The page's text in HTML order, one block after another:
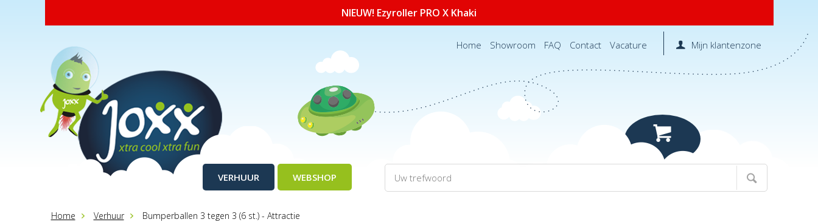
NIEUW! Ezyroller PRO X Khaki
Home Showroom FAQ Contact Vacature Mijn klantenzone
VERHUUR WEBSHOP
Home Verhuur Bumperballen 3 tegen 3 (6 st.) - Attractie